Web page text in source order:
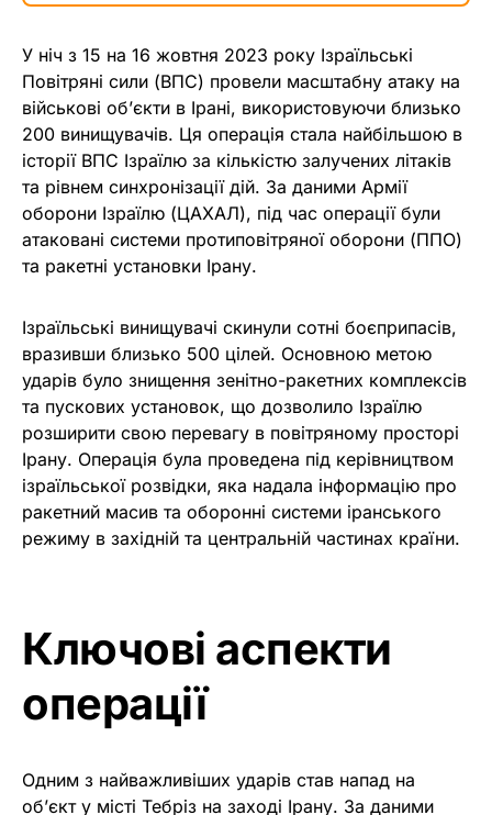
У ніч з 15 на 16 жовтня 2023 року Ізраїльські
Повітряні сили (ВПС) провели масштабну атаку на
військові об’єкти в Ірані, використовуючи близько
200 винищувачів. Ця операція стала найбільшою в
історії ВПС Ізраїлю за кількістю залучених літаків
та рівнем синхронізації дій. За даними Армії
оборони Ізраїлю (ЦАХАЛ), під час операції були
атаковані системи протиповітряної оборони (ППО)
та ракетні установки Ірану.
Ізраїльські винищувачі скинули сотні боєприпасів,
вразивши близько 500 цілей. Основною метою
ударів було знищення зенітно-ракетних комплексів
та пускових установок, що дозволило Ізраїлю
розширити свою перевагу в повітряному просторі
Ірану. Операція була проведена під керівництвом
ізраїльської розвідки, яка надала інформацію про
ракетний масив та оборонні системи іранського
режиму в західній та центральній частинах країни.
Ключові аспекти
операції
Одним з найважливіших ударів став напад на
об’єкт у місті Тебріз на заході Ірану. За даними